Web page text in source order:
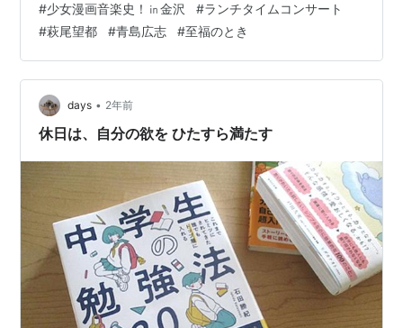
品の数々のエピソードの 掘り下げ方が素晴らしく望都先
生の貴重なお話が聞けました 「残酷な神が支配する」は
連載時に辛くて読み進めなかった作品ですが その点も上
手に聞き出されてなるほど～とゆう思い 画面に映し出さ
れる作品たち 朗読 オペラ 楽曲 先生と なんて贅沢な至福
のひと時で…
#少女漫画音楽史！㏌金沢 #ランチタイムコンサート
#萩尾望都 #青島広志 #至福のとき
days • 2年前
休日は、自分の欲を ひたすら満たす